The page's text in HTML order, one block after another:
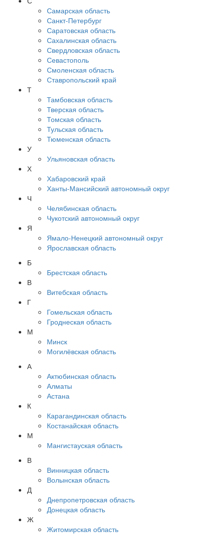
Самарская область
Санкт-Петербург
Саратовская область
Сахалинская область
Свердловская область
Севастополь
Смоленская область
Ставропольский край
Т
Тамбовская область
Тверская область
Томская область
Тульская область
Тюменская область
У
Ульяновская область
Х
Хабаровский край
Ханты-Мансийский автономный округ
Ч
Челябинская область
Чукотский автономный округ
Я
Ямало-Ненецкий автономный округ
Ярославская область
Б
Брестская область
В
Витебская область
Г
Гомельская область
Гроднеская область
М
Минск
Могилёвская область
А
Актюбинская область
Алматы
Астана
К
Карагандинская область
Костанайская область
М
Мангистауская область
В
Винницкая область
Волынская область
Д
Днепропетровская область
Донецкая область
Ж
Житомирская область